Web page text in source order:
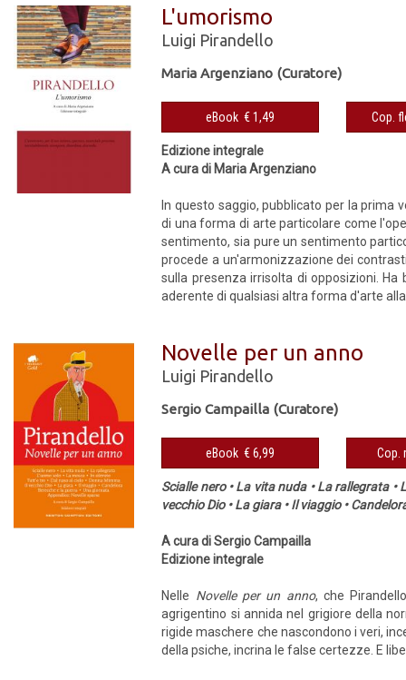
L'umorismo
Luigi Pirandello
Maria Argenziano (Curatore)
eBook € 1,49
Edizione integrale
A cura di Maria Argenziano
In questo saggio, pubblicato per la prima
di una forma di arte particolare come
sentimento, sia pure un sentimento
procede a un'armonizzazione dei
sulla presenza irrisolta di opposizioni.
aderente di qualsiasi altra forma d'arte
Novelle per un anno
Luigi Pirandello
Sergio Campailla (Curatore)
eBook € 6,99
Scialle nero • La vita nuda • La rallegrata •
vecchio Dio • La giara • Il viaggio •
A cura di Sergio Campailla
Edizione integrale
Nelle Novelle per un anno, che
agrigentino si annida nel grigiore della
rigide maschere che nascondono i veri,
della psiche, incrina le false certezze. E